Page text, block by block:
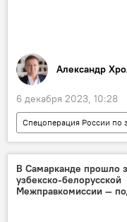
Александр
6 декабря 2023, 10:28
Спецоперация России по
Колумнисты
Россия
безопасность
ВСУ
В Самарканде прошло
узбекско-белорусской
Межправкомиссии —